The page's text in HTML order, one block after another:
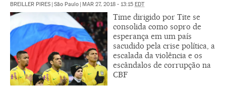
BREILLER PIRES | São Paulo | MAR 27, 2018 - 13:15 EDT
Time dirigido por Tite se
consolida como sopro de
esperança em um país
sacudido pela crise política, a
escalada da violência e os
escândalos de corrupção na
CBF